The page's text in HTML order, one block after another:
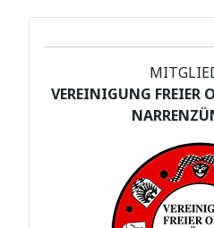
VEREINIGUNG FREIER